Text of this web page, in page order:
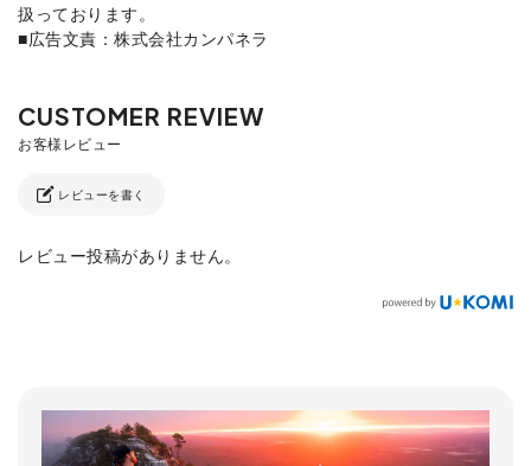
扱っております。
■広告文責：株式会社カンパネラ
レビューを書く
レビュー投稿がありません。